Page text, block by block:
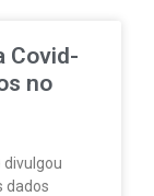
Covid-
no
divulgou
dados